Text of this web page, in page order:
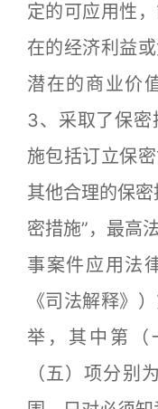
定的可应用性
在的经济利益
潜在的商业价
3、采取了保密
施包括订立保
其他合理的保
密措施”，最高
事案件应用法
《司法解释》
举，其中第（
（五）项分别